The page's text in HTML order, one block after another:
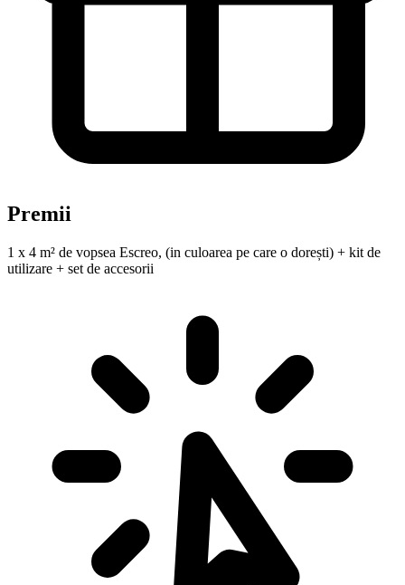
Premii
1 x 4 m² de vopsea Escreo, (in culoarea pe care o dorești) + kit de
utilizare + set de accesorii